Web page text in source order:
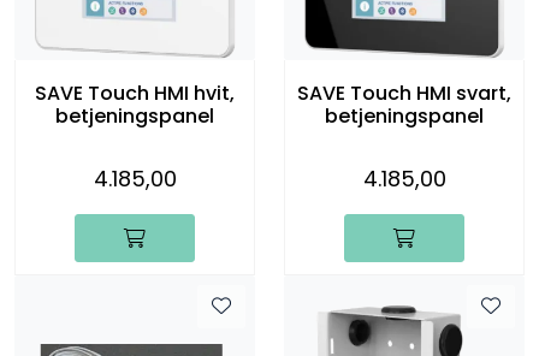
SAVE Touch HMI hvit,
betjeningspanel
4.185,00
SAVE Touch HMI svart,
betjeningspanel
4.185,00